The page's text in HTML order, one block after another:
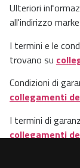
Ulteriori
all'indirizzo
I termini e le
trovano su
Condizioni di
collegamenti
I termini di
collegamenti